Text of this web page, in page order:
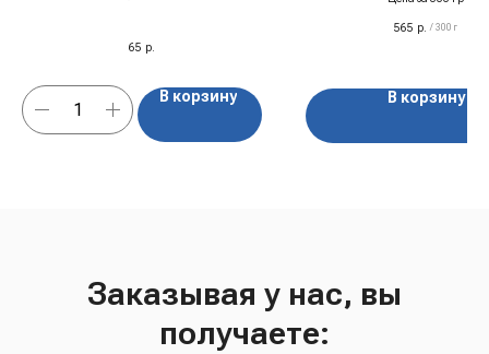
65 р.
В корзину
565 р. / 300 г
В корзину
Заказывая у нас, вы
получаете: